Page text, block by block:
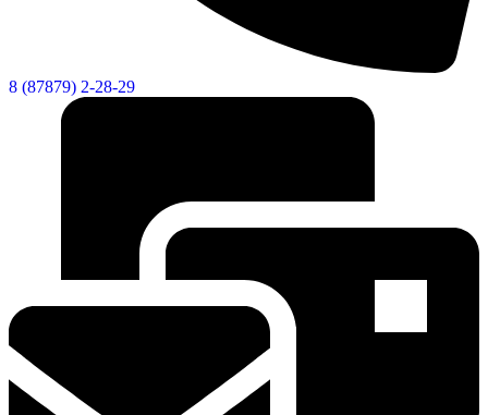
Новости Документы
Контакты
Газета "Минги Тау"
Культурный
8 (87879) 2-28-29